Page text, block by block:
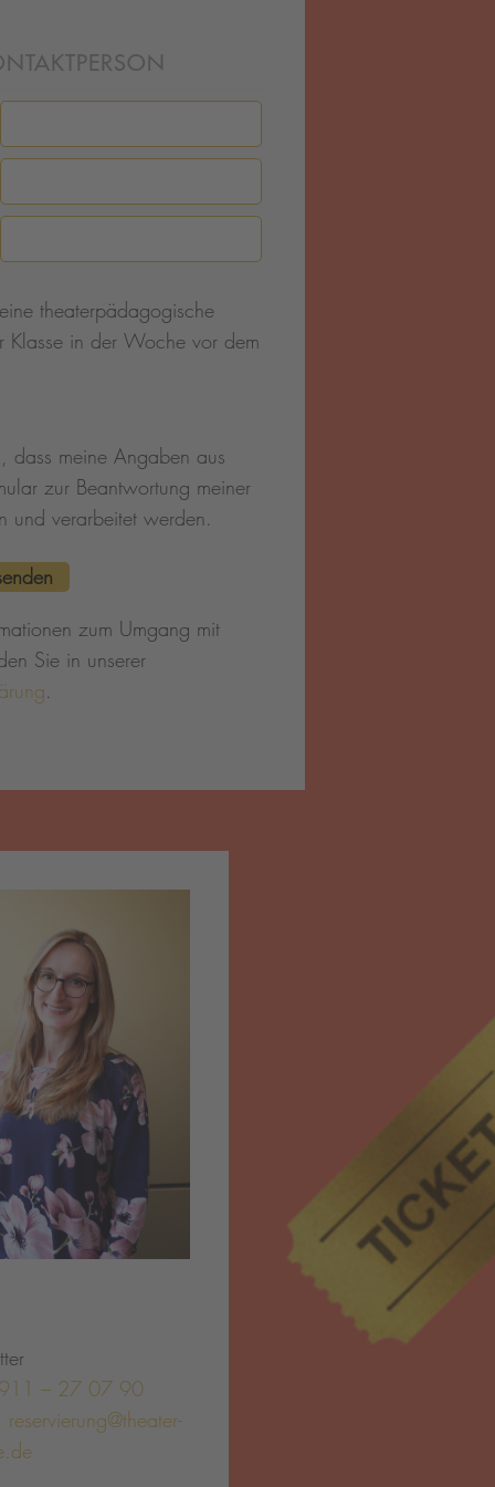
theaterpädagogische
Klasse in der Woche vor dem
dass meine Angaben aus
zur Beantwortung meiner
und verarbeitet werden.
zum Umgang mit
Sie in unserer
.
– 27 07 90
reservierung@theater-